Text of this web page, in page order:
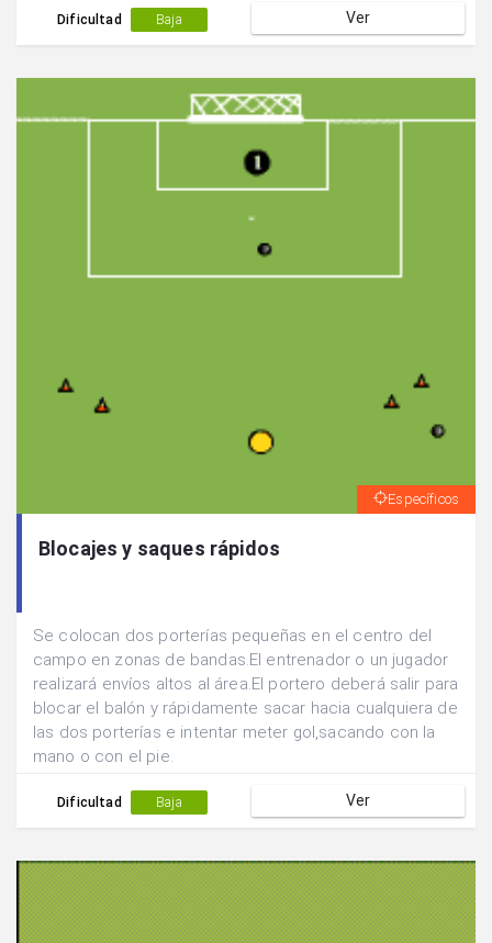
Dificultad Baja Ver
Específicos
Blocajes y saques rápidos
Se colocan dos porterías pequeñas en el centro del
campo en zonas de bandas.El entrenador o un jugador
realizará envíos altos al área.El portero deberá salir para
blocar el balón y rápidamente sacar hacia cualquiera de
las dos porterías e intentar meter gol,sacando con la
mano o con el pie.
Dificultad Baja Ver